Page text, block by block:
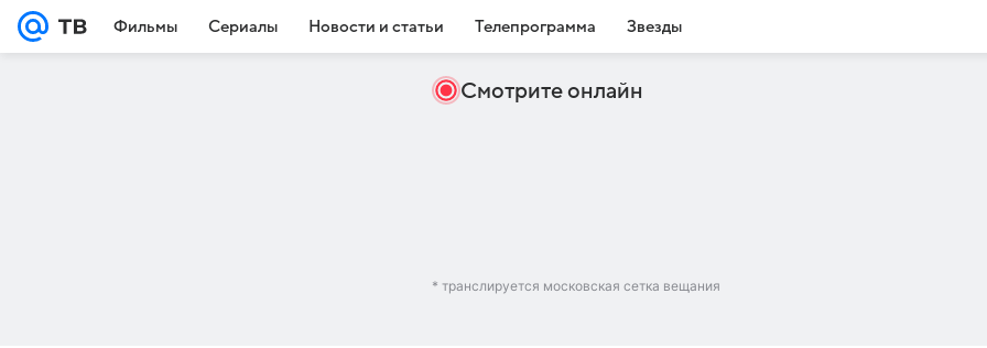
Фильмы Сериалы Новости и статьи Телепрограмма Звезды
Смотрите онлайн
* транслируется московская сетка вещания